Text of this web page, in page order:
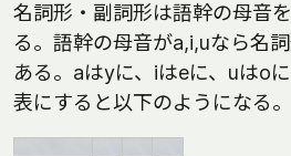
名詞形・副詞形は語幹の母音
る。語幹の母音がa,i,uなら名
ある。aはyに、iはeに、uはo
表にすると以下のようになる。